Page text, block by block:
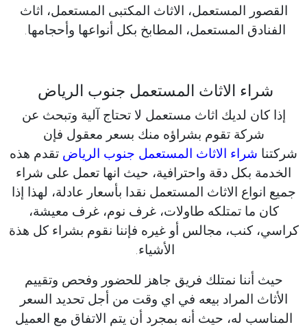
القصور المستعمل، الاثاث المكتبى المستعمل، اثاث
الفنادق المستعمل، المطابخ بكل أنواعها وأحجامها.
شراء الاثاث المستعمل جنوب الرياض
إذا كان لديك اثاث مستعمل لا تحتاج آلية وتبحث عن
شركة تقوم بشراؤه منك بسعر معقول فإن
شركتنا شراء الاثاث المستعمل جنوب الرياض تقدم هذه
الخدمة بكل دقة واحترافية، حيث انها تعمل على شراء
جميع انواع الاثاث المستعمل نقدا بأسعار عادلة، لهذا إذا
كان ما تمتلكه طاولات، غرف نوم، غرف معيشة،
كراسي، كنب، مجالس أو غيره فإننا نقوم بشراء كل هذة
الأشياء.
حيث أننا نمتلك فريق جاهز للحضور وفحص وتقييم
الأثاث المراد بيعه في اي وقت من أجل تحديد السعر
المناسب له، حيث أنه بمجرد أن يتم الاتفاق مع العميل